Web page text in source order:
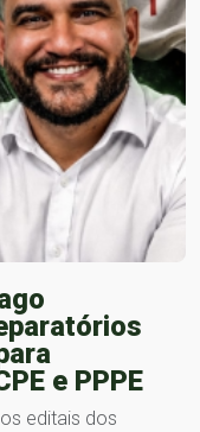
e PPPE
editais dos